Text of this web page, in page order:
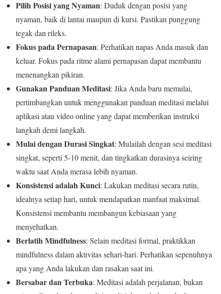
Pilih Posisi yang Nyaman: Duduk dengan posisi yang
nyaman, baik di lantai maupun di kursi. Pastikan punggung
tegak dan rileks.
Fokus pada Pernapasan: Perhatikan napas Anda masuk dan
keluar. Fokus pada ritme alami pernapasan dapat membantu
menenangkan pikiran.
Gunakan Panduan Meditasi: Jika Anda baru memulai,
pertimbangkan untuk menggunakan panduan meditasi melalui
aplikasi atau video online yang dapat memberikan instruksi
langkah demi langkah.
Mulai dengan Durasi Singkat: Mulailah dengan sesi meditasi
singkat, seperti 5-10 menit, dan tingkatkan durasinya seiring
waktu saat Anda merasa lebih nyaman.
Konsistensi adalah Kunci: Lakukan meditasi secara rutin,
idealnya setiap hari, untuk mendapatkan manfaat maksimal.
Konsistensi membantu membangun kebiasaan yang
menyehatkan.
Berlatih Mindfulness: Selain meditasi formal, praktikkan
mindfulness dalam aktivitas sehari-hari. Perhatikan sepenuhnya
apa yang Anda lakukan dan rasakan saat ini.
Bersabar dan Terbuka: Meditasi adalah perjalanan, bukan